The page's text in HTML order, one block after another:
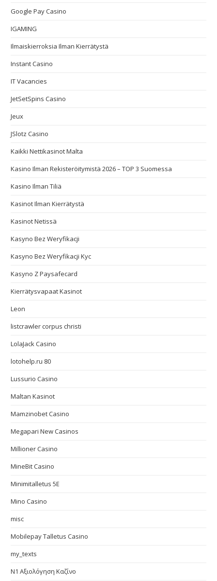
Google Pay Casino
IGAMING
Ilmaiskierroksia Ilman Kierrätystä
Instant Casino
IT Vacancies
JetSetSpins Casino
Jeux
JSlotz Casino
Kaikki Nettikasinot Malta
Kasino Ilman Rekisteröitymistä 2026 – TOP 3 Suomessa
Kasino Ilman Tiliä
Kasinot Ilman Kierrätystä
Kasinot Netissä
Kasyno Bez Weryfikacji
Kasyno Bez Weryfikacji Kyc
Kasyno Z Paysafecard
Kierrätysvapaat Kasinot
Leon
listcrawler corpus christi
LolaJack Casino
lotohelp.ru 80
Lussurio Casino
Maltan Kasinot
Mamzinobet Casino
Megapari New Casinos
Millioner Casino
MineBit Casino
Minimitalletus 5E
Mino Casino
misc
Mobilepay Talletus Casino
my_texts
N1 Αξιολόγηση Καζίνο